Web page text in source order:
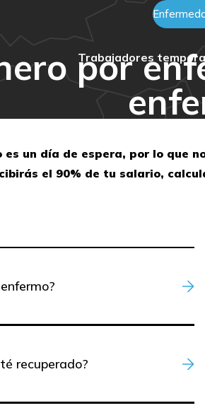
Trabajadores
por
un día de espera, por lo que
el 90% de tu salario,
recuperado?